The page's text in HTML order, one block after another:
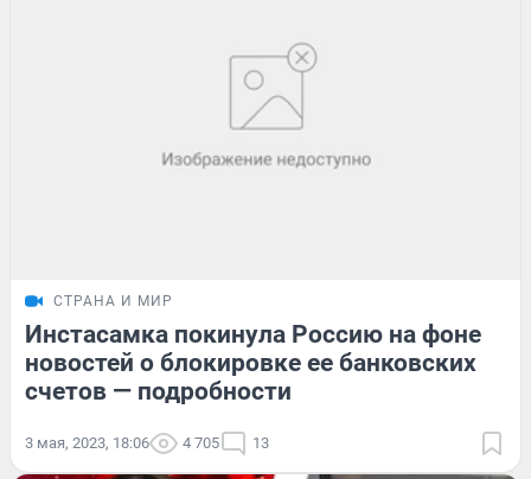
СТРАНА И МИР
Инстасамка покинула Россию на фоне
новостей о блокировке ее банковских
счетов — подробности
3 мая, 2023, 18:06 4 705 13